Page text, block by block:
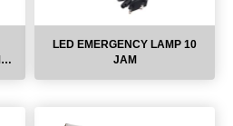
LED EMERGENCY LAMP 10
JAM